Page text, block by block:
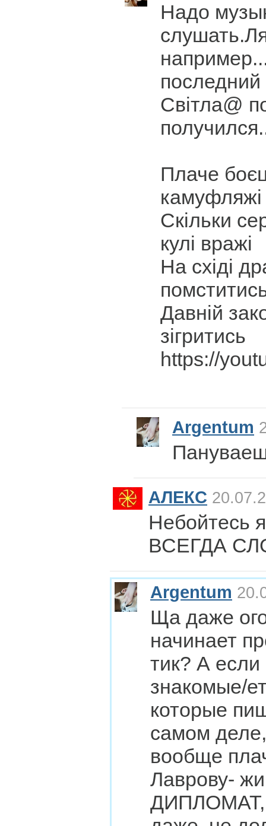
Надо
Світла@
Плаче
камуфляжі
Скільки
кулі вражі
На східі
Давній
зігритись
https://
Argentum
АЛЕКС
Небойтесь
ВСЕГДА
Argentum
Ща даже
начинает
тик? А если
знакомые/
которые
самом
вообще
Лаврову-
ДИПЛОМАТ,